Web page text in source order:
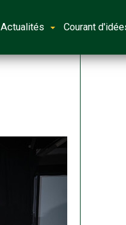
Actualités Courant